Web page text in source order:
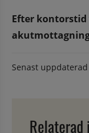
Efter
Senast uppdaterad